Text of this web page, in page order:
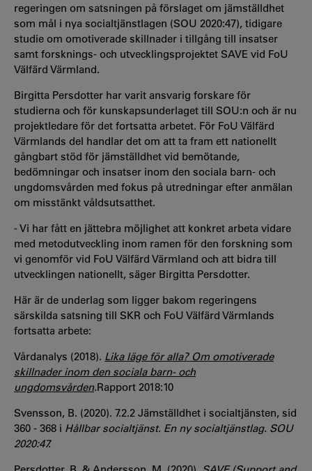
regeringen om satsningen på förslaget om jämställdhet
som mål i nya socialtjänstlagen (SOU 2020:47), tidigare
studie om omotiverade skillnader i tillgång till insatser
samt forsknings- och utvecklingsprojektet SAVE vid FoU
Välfärd Värmland.
Birgitta Persdotter har varit ansvarig forskare för
studierna och för kunskapsunderlaget till SOU:n och är nu
projektledare för det fortsatta arbetet. För FoU Välfärd
Värmlands del handlar det om att ta fram ett nationellt
gångbart stöd för jämställdhet vid bemötande,
bedömningar och insatser inom den sociala barn- och
ungdomsvården med fokus på utredningar efter anmälan
om misstänkt våldsutsatthet.
-Vi har fått en jättebra möjlighet att konkret arbeta vidare
med metodutveckling inom ramen för den forskning som
vi genomför vid FoU Välfärd Värmland och att bidra till
utvecklingen nationellt, säger Birgitta Persdotter.
Här är de underlag som ligger bakom regeringens
särskilda satsning till SKR och FoU Välfärd Värmlands
fortsatta arbete:
Vårdanalys (2018). Lika läge för alla? Om omotiverade
skillnader inom den sociala barn- och
ungdomsvården.Rapport 2018:10
Svensson, B. (2020). 7.2.2 Jämställdhet i socialtjänsten, sid
360 - 368 i Hållbar socialtjänst. En ny socialtjänstlag. SOU
2020:47.